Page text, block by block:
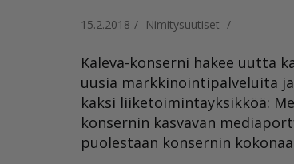
15.2.2018 / Nimitysuutiset /
Kaleva-konserni hakee uutta
uusia markkinointipalveluita
kaksi liiketoimintayksikköä:
konsernin kasvavan
puolestaan konsernin